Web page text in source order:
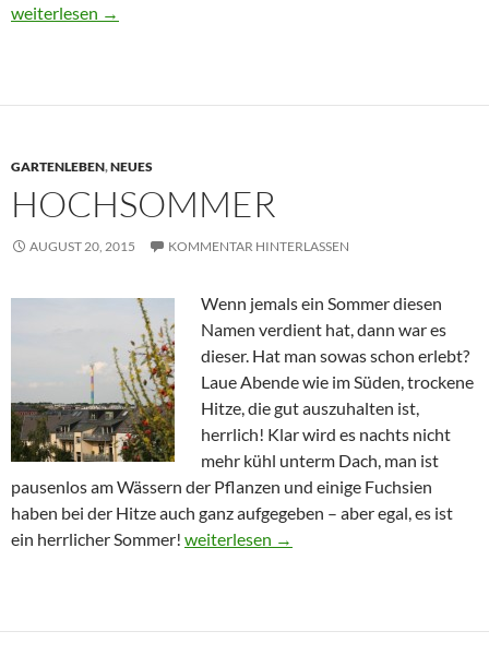
Start ins neue Gartenjahr
weiterlesen →
GARTENLEBEN,NEUES
HOCHSOMMER
AUGUST 20, 2015 KOMMENTAR HINTERLASSEN
Wenn jemals ein Sommer diesen
Namen verdient hat, dann war es
dieser. Hat man sowas schon erlebt?
Laue Abende wie im Süden, trockene
Hitze, die gut auszuhalten ist,
herrlich! Klar wird es nachts nicht
mehr kühl unterm Dach, man ist
pausenlos am Wässern der Pflanzen und einige Fuchsien
haben bei der Hitze auch ganz aufgegeben – aber egal, es ist
ein herrlicher Sommer! Hochsommer
weiterlesen →